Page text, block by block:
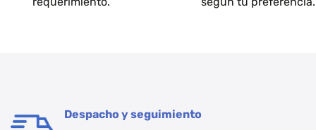
Despacho y seguimiento